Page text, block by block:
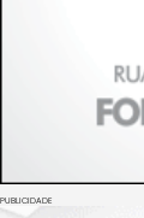
PUBLICIDADE